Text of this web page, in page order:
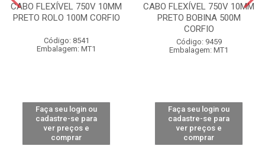
CABO FLEXÍVEL 750V 10MM
PRETO ROLO 100M CORFIO
Código: 8541
Embalagem: MT1
Faça seu login ou
cadastre-se para
ver preços e
comprar
CABO FLEXÍVEL 750V 10MM
PRETO BOBINA 500M
CORFIO
Código: 9459
Embalagem: MT1
Faça seu login ou
cadastre-se para
ver preços e
comprar